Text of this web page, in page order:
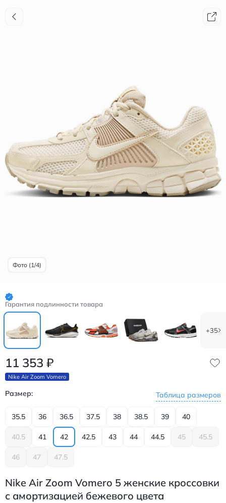
Фото (1/4)
Гарантия подлинности товара
+35
11 353 ₽
Nike Air Zoom Vomero
Размер: Таблица размеров
35.5 36 36.5 37.5 38 38.5 39 40
40.5 41 42 42.5 43 44 44.5 45 45.5
46 47 47.5
Nike Air Zoom Vomero 5 женские кроссовки
с амортизацией бежевого цвета